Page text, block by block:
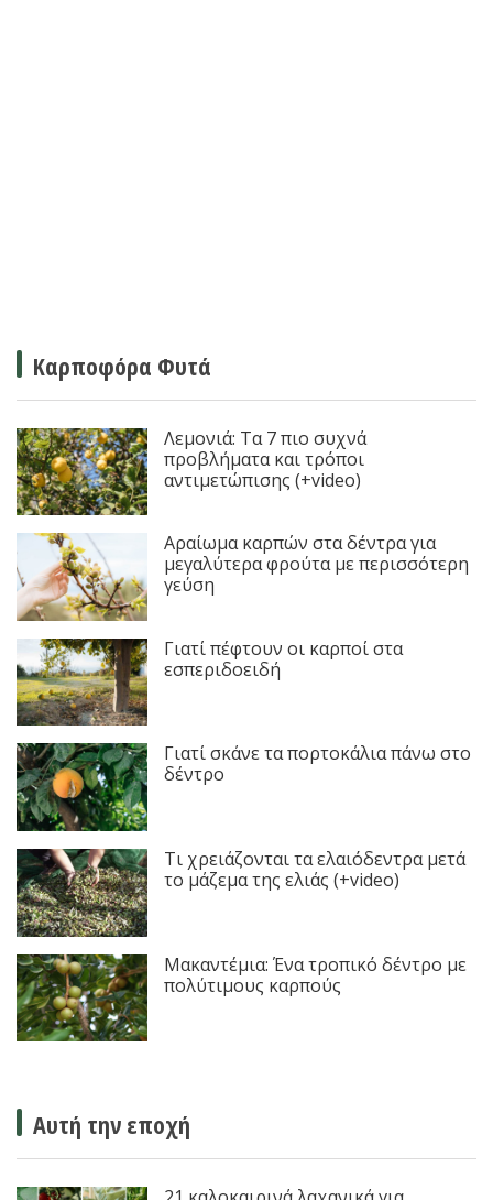
Καρποφόρα Φυτά
Λεμονιά: Τα 7 πιο συχνά
προβλήματα και τρόποι
αντιμετώπισης (+video)
Αραίωμα καρπών στα δέντρα για
μεγαλύτερα φρούτα με περισσότερη
γεύση
Γιατί πέφτουν οι καρποί στα
εσπεριδοειδή
Γιατί σκάνε τα πορτοκάλια πάνω στο
δέντρο
Τι χρειάζονται τα ελαιόδεντρα μετά
το μάζεμα της ελιάς (+video)
Μακαντέμια: Ένα τροπικό δέντρο με
πολύτιμους καρπούς
Αυτή την εποχή